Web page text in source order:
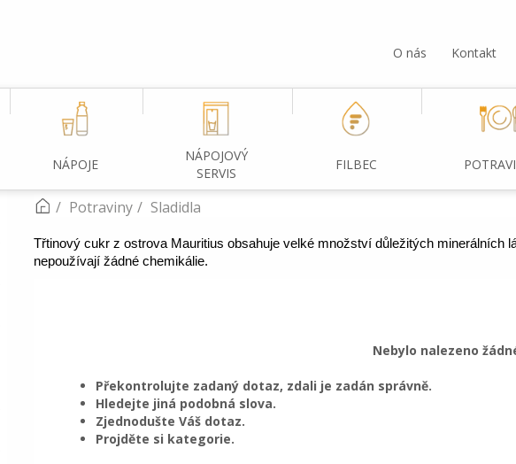
O nás Kontakt
NÁPOJE
NÁPOJOVÝ
SERVIS
FILBEC
Potraviny Sladidla
Třtinový cukr z ostrova Mauritius obsahuje velké množství důležitých minerálních
nepoužívají žádné chemikálie.
Nebylo nalezeno
Překontrolujte zadaný dotaz, zdali je zadán správně.
Hledejte jiná podobná slova.
Zjednodušte Váš dotaz.
Projděte si kategorie.